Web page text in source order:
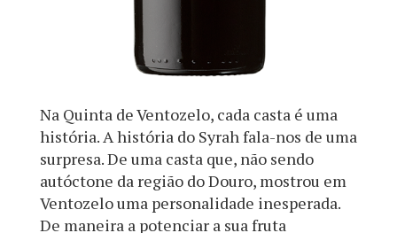
Na Quinta de Ventozelo, cada casta é uma
história. A história do Syrah fala-nos de uma
surpresa. De uma casta que, não sendo
autóctone da região do Douro, mostrou em
Ventozelo uma personalidade inesperada.
De maneira a potenciar a sua fruta